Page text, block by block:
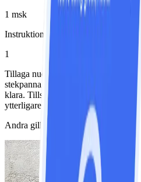
1 msk
Instruktioner
1
Tillaga nudlarna enligt
stekpanna. Bryn kyckling och
klara. Tillsätt nudlar, chilisås,
ytterligare någon minut.
Andra gillade också